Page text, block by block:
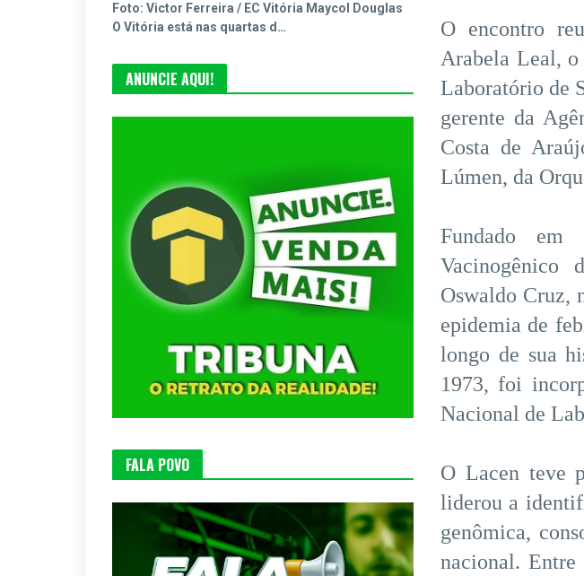
O encontro
Arabela Leal, o
Laboratório de
gerente da
Costa de
Lúmen, da
Fundado em
Vacinogênico
Oswaldo Cruz,
epidemia de
longo de sua
1973, foi
Nacional de
O Lacen teve
liderou a
genômica,
nacional. Entre
Foto: Victor Ferreira / EC Vitória Maycol Douglas
O Vitória está nas quartas d…
ANUNCIE AQUI!
FALA POVO